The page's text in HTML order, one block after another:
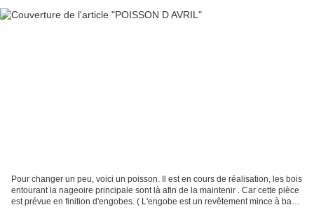
Pour changer un peu, voici un poisson. Il est en cours de réalisation, les bois
entourant la nageoire principale sont là afin de la maintenir . Car cette pièce
est prévue en finition d'engobes. ( L'engobe est un revêtement mince à base